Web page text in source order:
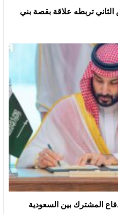
تربطه علاقة بقصة بني
المشترك بين السعودية